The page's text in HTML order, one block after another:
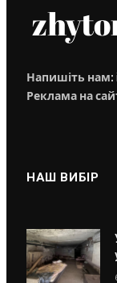
Напишіть нам:
Реклама на
НАШ ВИБІР